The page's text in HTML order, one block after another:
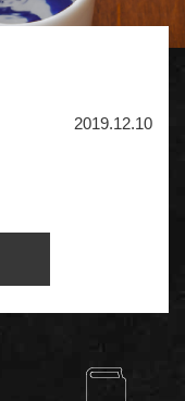
2019.12.10